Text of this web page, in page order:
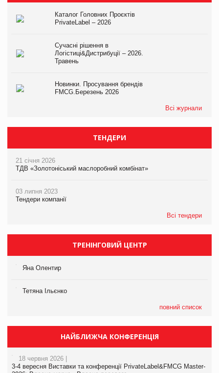
Каталог Головних Проєктів
PrivateLabel – 2026
Сучасні рішення в
Логістиці&Дистрибуції – 2026.
Травень
Новинки. Просування брендів
FMCG.Березень 2026
Всі журнали
ТЕНДЕРИ
21 січня 2026
ТДВ «Золотоніський маслоробний комбінат»
03 липня 2023
Тендери компанії
Всі тендери
ТРЕНІНГОВИЙ ЦЕНТР
Яна Олентир
Тетяна Ільєнко
повний список
НАЙБЛИЖЧА КОНФЕРЕНЦІЯ
18 червня 2026 |
3-4 вересня Виставки та конференції PrivateLabel&FMCG Master-